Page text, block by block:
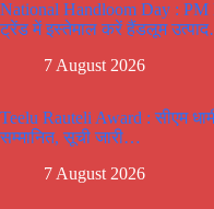
National Handloom Day :
ट्रेंड में इस्तेमाल करें हैंडलूम
7 August 2026
Teelu Rauteli Award : सीएम
सम्मानित, सूची जारी…
7 August 2026